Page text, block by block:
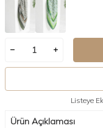
Listeye
Ürün Açıklaması